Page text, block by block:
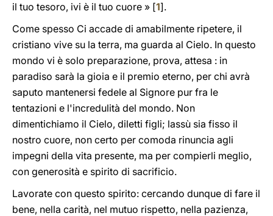
il tuo tesoro, ivi è il tuo cuore » [1].
Come spesso Ci accade di amabilmente ripetere, il
cristiano vive su la terra, ma guarda al Cielo. In questo
mondo vi è solo preparazione, prova, attesa : in
paradiso sarà la gioia e il premio eterno, per chi avrà
saputo mantenersi fedele al Signore pur fra le
tentazioni e l'incredulità del mondo. Non
dimentichiamo il Cielo, diletti figli; lassù sia fisso il
nostro cuore, non certo per comoda rinuncia agli
impegni della vita presente, ma per compierli meglio,
con generosità e spirito di sacrificio.
Lavorate con questo spirito: cercando dunque di fare il
bene, nella carità, nel mutuo rispetto, nella pazienza,